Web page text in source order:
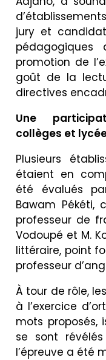
jury et
promotion de
goût de la
directives
Une
collèges et
Plusieurs
étaient en
été évalués
Bawam Pékéti,
professeur de
Vodoupé et M.
littéraire, point
professeur
À tour de rôle,
à l’exercice
mots proposés,
se sont
l’épreuve a été